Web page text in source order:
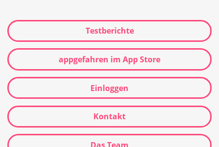
Testberichte
appgefahren im App Store
Einloggen
Kontakt